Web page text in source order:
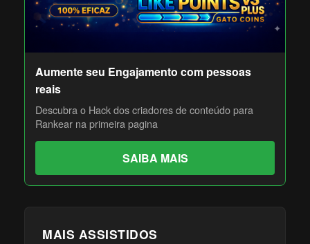
Aumente seu Engajamento com pessoas
reais
Descubra o Hack dos criadores de conteúdo para
Rankear na primeira pagina
SAIBA MAIS
MAIS ASSISTIDOS